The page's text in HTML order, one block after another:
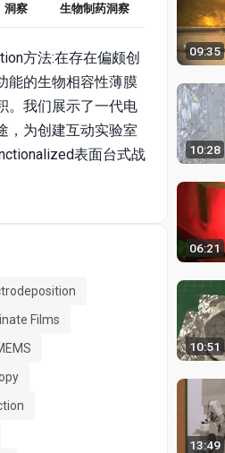
洞察 生物制药洞察
方法:在存在偏颇创
能的生物相容性薄膜
。我们展示了一代电
，为创建互动实验室
表面台式战
Films
09:35
10:28
06:21
10:51
13:49